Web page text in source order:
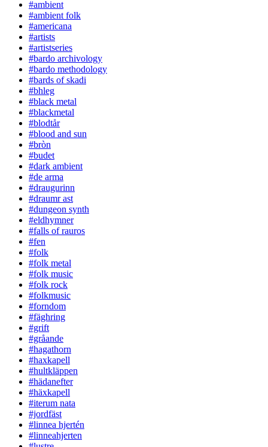
#ambient
#ambient folk
#americana
#artists
#artistseries
#bardo archivology
#bardo methodology
#bards of skadi
#bhleg
#black metal
#blackmetal
#blodtår
#blood and sun
#bròn
#budet
#dark ambient
#de arma
#draugurinn
#draumr ast
#dungeon synth
#eldhymner
#falls of rauros
#fen
#folk
#folk metal
#folk music
#folk rock
#folkmusic
#forndom
#fäghring
#grift
#gråande
#hagathorn
#haxkapell
#hultkläppen
#hädanefter
#häxkapell
#iterum nata
#jordfäst
#linnea hjertén
#linneahjerten